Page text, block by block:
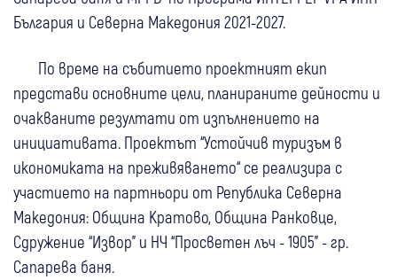
България и Северна Македония 2021-2027.
По време на събитието проектният екип
представи основните цели, планираните дейности и
очакваните резултати от изпълнението на
инициативата. Проектът “Устойчив туризъм в
икономиката на преживяването“ се реализира с
участието на партньори от Република Северна
Македония: Община Кратово, Община Ранковце,
Сдружение “Извор" и НЧ “Просветен лъч - 1905" - гр.
Сапарева баня.